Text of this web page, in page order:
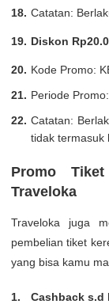
Catatan:
Diskon
Kode Promo:
Periode
Catatan:
tidak termasuk
Promo
Traveloka
Traveloka juga
pembelian tiket
yang bisa kamu
Cashback s.d